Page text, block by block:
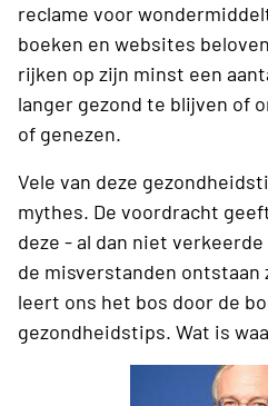
reclame voor
boeken en websites
rijken op zijn minst een
langer gezond te blijven of
of genezen.
Vele van deze
mythes. De voordracht
deze - al dan niet
de misverstanden ontstaan
leert ons het bos door de
gezondheidstips. Wat is